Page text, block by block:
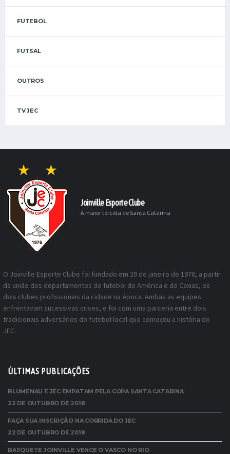
FUTEBOL
FUTSAL
OUTROS
TV JEC
Joinville Esporte Clube
A maior torcida de Santa Catarina
O Joinville Esporte Clube foi fundado em 29 de janeiro de 1976, a partir
da união dos departamentos de futebol do América e do Caxias, os
dois clubes profissionais da cidade na época. Ambas as equipes
enfrentavam sucessivas crises, e foi com uma parceria entre dois
tradicionais adversários do futebol local que começou a história do
JEC.
ÚLTIMAS PUBLICAÇÕES
BLUMENAU E JEC EMPATAM PELA COPA SANTA CATARINA
22 DE OUTUBRO DE 2018
FAÇA SUA INSCRIÇÃO NA CORRIDA DO JEC
22 DE OUTUBRO DE 2018
BASQUETE JOINVILLE VENCE O VASCO NO RIO